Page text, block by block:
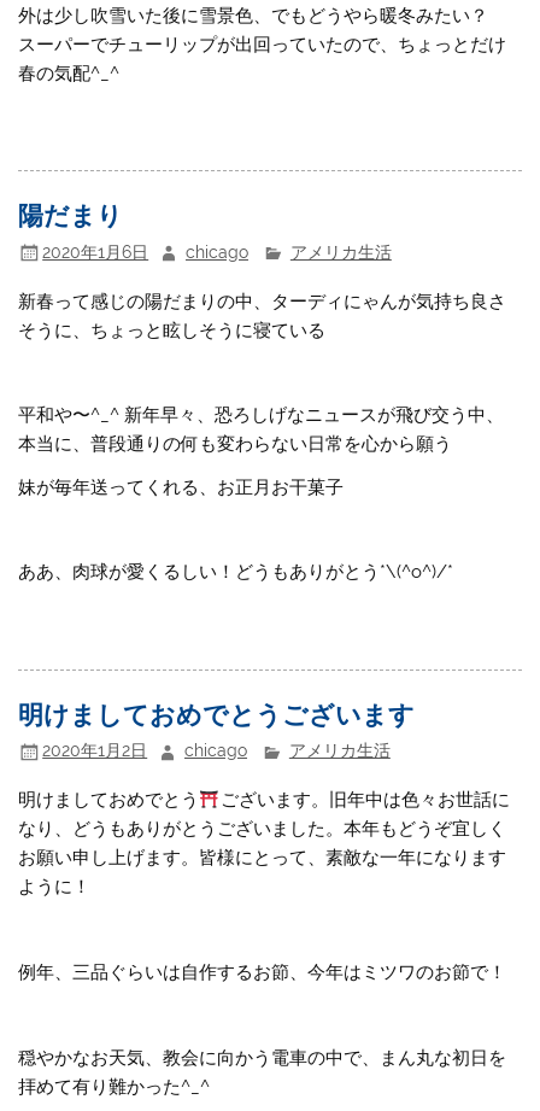
外は少し吹雪いた後に雪景色、でもどうやら暖冬みたい？
スーパーでチューリップが出回っていたので、ちょっとだけ
春の気配^_^
陽だまり
2020年1月6日 chicago アメリカ生活
新春って感じの陽だまりの中、ターディにゃんが気持ち良さ
そうに、ちょっと眩しそうに寝ている
平和や〜^_^ 新年早々、恐ろしげなニュースが飛び交う中、
本当に、普段通りの何も変わらない日常を心から願う
妹が毎年送ってくれる、お正月お干菓子
ああ、肉球が愛くるしい！どうもありがとう*\(^o^)/*
明けましておめでとうございます
2020年1月2日 chicago アメリカ生活
明けましておめでとう
ございます。旧年中は色々お世話に
なり、どうもありがとうございました。本年もどうぞ宜しく
お願い申し上げます。皆様にとって、素敵な一年になります
ように！
例年、三品ぐらいは自作するお節、今年はミツワのお節で！
穏やかなお天気、教会に向かう電車の中で、まん丸な初日を
拝めて有り難かった^_^